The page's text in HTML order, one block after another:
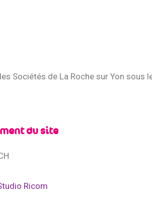
Sociétés de La Roche sur Yon sous
du site
Ricom